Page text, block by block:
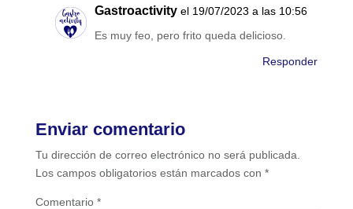
Gastroactivity el 19/07/2023 a las 10:56
Es muy feo, pero frito queda delicioso.
Responder
Enviar comentario
Tu dirección de correo electrónico no será publicada.
Los campos obligatorios están marcados con *
Comentario *